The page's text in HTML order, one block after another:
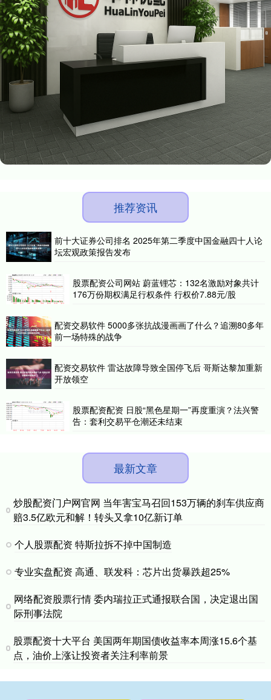
推荐资讯
前十大证券公司排名 2025年第二季度中国金融四十人论
坛宏观政策报告发布
股票配资公司网站 蔚蓝锂芯：132名激励对象共计
176万份期权满足行权条件 行权价7.88元/股
配资交易软件 5000多张抗战漫画画了什么？追溯80多年
前一场特殊的战争
配资交易软件 雷达故障导致全国停飞后 哥斯达黎加重新
开放领空
股票配资配资 日股“黑色星期一”再度重演？法兴警
告：套利交易平仓潮还未结束
最新文章
炒股配资门户网官网 当年害宝马召回153万辆的刹车供应商
赔3.5亿欧元和解！转头又拿10亿新订单
个人股票配资 特斯拉拆不掉中国制造
专业实盘配资 高通、联发科：芯片出货暴跌超25%
网络配资股票行情 委内瑞拉正式通报联合国，决定退出国
际刑事法院
股票配资十大平台 美国两年期国债收益率本周涨15.6个基
点，油价上涨让投资者关注利率前景